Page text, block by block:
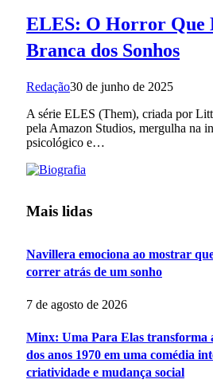
ELES: O Horror Que
Branca dos Sonhos
Redação30 de junho de 2025
A série ELES (Them), criada por
pela Amazon Studios, mergulha na
psicológico e…
Mais lidas
Navillera emociona ao mostrar
correr atrás de um sonho
7 de agosto de 2026
Minx: Uma Para Elas transforma
dos anos 1970 em uma comédia
criatividade e mudança social